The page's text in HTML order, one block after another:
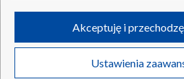
Informacje o nadawcy
Program dla prasy
Kanały
©2026 Telewizja Polska
ruchu w Internecie.
Twoje dane osobowe zbierane podczas
poszczególnych serwisówna Portalu, takie jak
Ustawienia
Akceptuję i